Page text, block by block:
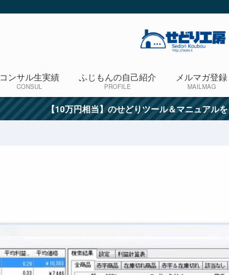
コンサル生実績
CONSUL
ふじもんの自己紹介
PROFILE
メルマガ登録
MAILMAG
【10万円相当】のせどりツール＆マニュアル